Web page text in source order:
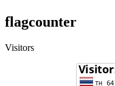
flagcounter
Visitors